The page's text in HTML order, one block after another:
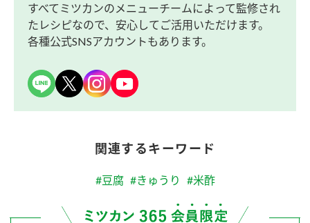
すべてミツカンのメニューチームによって監修され
たレシピなので、安心してご活用いただけます。
各種公式SNSアカウントもあります。
関連するキーワード
#豆腐 #きゅうり #米酢